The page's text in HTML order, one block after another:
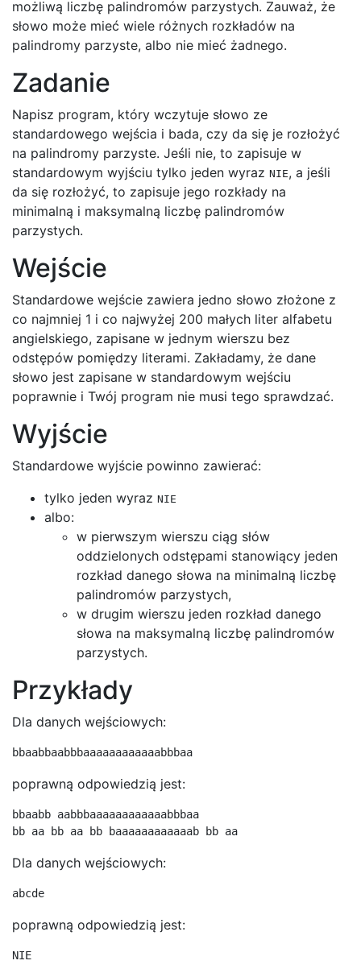
możliwą liczbę palindromów parzystych. Zauważ, że
słowo może mieć wiele różnych rozkładów na
palindromy parzyste, albo nie mieć żadnego.
Zadanie
Napisz program, który wczytuje słowo ze
standardowego wejścia i bada, czy da się je rozłożyć
na palindromy parzyste. Jeśli nie, to zapisuje w
standardowym wyjściu tylko jeden wyraz NIE, a jeśli
da się rozłożyć, to zapisuje jego rozkłady na
minimalną i maksymalną liczbę palindromów
parzystych.
Wejście
Standardowe wejście zawiera jedno słowo złożone z
co najmniej 1 i co najwyżej 200 małych liter alfabetu
angielskiego, zapisane w jednym wierszu bez
odstępów pomiędzy literami. Zakładamy, że dane
słowo jest zapisane w standardowym wejściu
poprawnie i Twój program nie musi tego sprawdzać.
Wyjście
Standardowe wyjście powinno zawierać:
tylko jeden wyraz NIE
albo:
w pierwszym wierszu ciąg słów
oddzielonych odstępami stanowiący jeden
rozkład danego słowa na minimalną liczbę
palindromów parzystych,
w drugim wierszu jeden rozkład danego
słowa na maksymalną liczbę palindromów
parzystych.
Przykłady
Dla danych wejściowych:
poprawną odpowiedzią jest:
bbaabb aabbbaaaaaaaaaaaabbbaa
Dla danych wejściowych:
poprawną odpowiedzią jest: